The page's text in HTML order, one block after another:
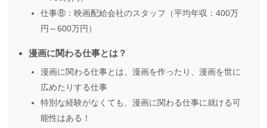
仕事⑧：映画配給会社のスタッフ（平均年収：400万
円～600万円）
漫画に関わる仕事とは？
漫画に関わる仕事とは、漫画を作ったり、漫画を世に
広めたりする仕事
特別な経験がなくても、漫画に関わる仕事に就ける可
能性はある！